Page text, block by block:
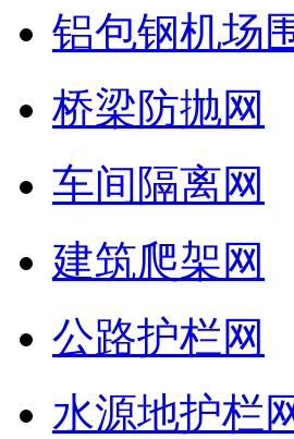
铝包钢机场
桥梁防抛网
车间隔离网
建筑爬架网
公路护栏网
水源地护栏